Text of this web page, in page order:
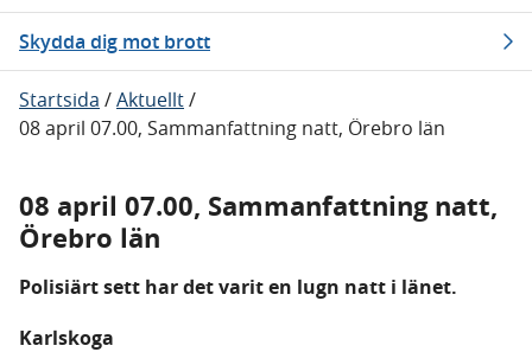
Skydda dig mot brott
Startsida /Aktuellt/
08 april 07.00, Sammanfattning natt, Örebro län
08 april 07.00, Sammanfattning natt,
Örebro län
Polisiärt sett har det varit en lugn natt i länet.
Karlskoga